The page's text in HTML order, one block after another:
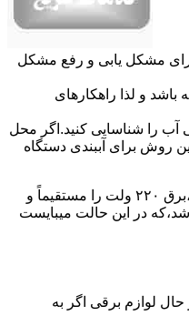
مشکل یابی و رفع مشکل
و لذا راهکارهای
را ﺷﻨﺎﺳﺎﯾﯽ کنید.اﮔﺮ ﻣﺤﻞ
روش برای آببندی دستگاه
مشکل ۷:ﻫﯿﺘﺮ لباسشویی آب را ﮔﺮم نمیکند.نحوه رﻓﻊ:ﻫﻤﺎﻧﻨﺪ ﮔﺬﺷﺘﻪ بهمنظور اﻓﺰاﯾﺶ ﺳﺮﻋﺖ ﻋﻤﻞ در مشکلیابی،بهتر است سیمهای راﺑﻂ ﻫﯿﺘﺮ را ﺟﺪا ﻧﻤﻮده و ﺑﺎ ﯾﮏ ﺳﯿﻢ ﻣﺨﺼﻮص،برق ۲۲۰ ولت را مستقیماً و
در این حالت میبایست
لوازم برقی اگر به